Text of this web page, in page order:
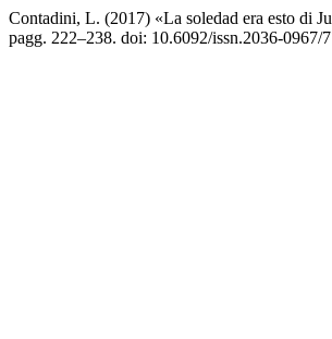
Contadini, L. (2017) «La soledad era esto di
pagg. 222–238. doi: 10.6092/issn.2036-0967/